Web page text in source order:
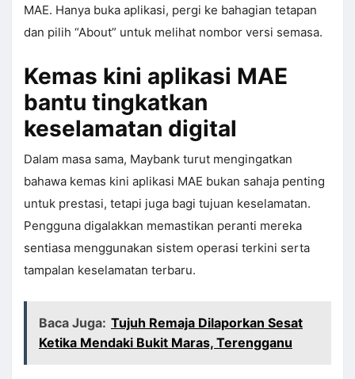
MAE. Hanya buka aplikasi, pergi ke bahagian tetapan
dan pilih “About” untuk melihat nombor versi semasa.
Kemas kini aplikasi MAE
bantu tingkatkan
keselamatan digital
Dalam masa sama, Maybank turut mengingatkan
bahawa kemas kini aplikasi MAE bukan sahaja penting
untuk prestasi, tetapi juga bagi tujuan keselamatan.
Pengguna digalakkan memastikan peranti mereka
sentiasa menggunakan sistem operasi terkini serta
tampalan keselamatan terbaru.
Baca Juga: Tujuh Remaja Dilaporkan Sesat
Ketika Mendaki Bukit Maras, Terengganu